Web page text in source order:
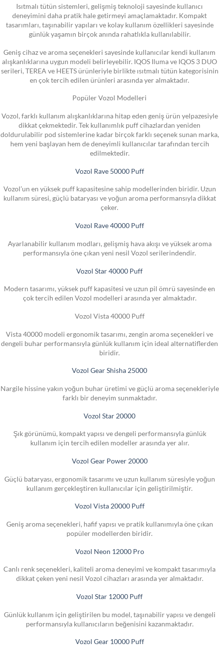
Isıtmalı tütün sistemleri, gelişmiş teknoloji sayesinde kullanıcı
deneyimini daha pratik hale getirmeyi amaçlamaktadır. Kompakt
tasarımları, taşınabilir yapıları ve kolay kullanım özellikleri sayesinde
günlük yaşamın birçok anında rahatlıkla kullanılabilir.
Geniş cihaz ve aroma seçenekleri sayesinde kullanıcılar kendi kullanım
alışkanlıklarına uygun modeli belirleyebilir. IQOS Iluma ve IQOS 3 DUO
serileri, TEREA ve HEETS ürünleriyle birlikte ısıtmalı tütün kategorisinin
en çok tercih edilen ürünleri arasında yer almaktadır.
Popüler Vozol Modelleri
Vozol, farklı kullanım alışkanlıklarına hitap eden geniş ürün yelpazesiyle
dikkat çekmektedir. Tek kullanımlık puff cihazlardan yeniden
doldurulabilir pod sistemlerine kadar birçok farklı seçenek sunan marka,
hem yeni başlayan hem de deneyimli kullanıcılar tarafından tercih
edilmektedir.
Vozol Rave 50000 Puff
Vozol’un en yüksek puff kapasitesine sahip modellerinden biridir. Uzun
kullanım süresi, güçlü bataryası ve yoğun aroma performansıyla dikkat
çeker.
Vozol Rave 40000 Puff
Ayarlanabilir kullanım modları, gelişmiş hava akışı ve yüksek aroma
performansıyla öne çıkan yeni nesil Vozol serilerindendir.
Vozol Star 40000 Puff
Modern tasarımı, yüksek puff kapasitesi ve uzun pil ömrü sayesinde en
çok tercih edilen Vozol modelleri arasında yer almaktadır.
Vozol Vista 40000 Puff
Vista 40000 modeli ergonomik tasarımı, zengin aroma seçenekleri ve
dengeli buhar performansıyla günlük kullanım için ideal alternatiflerden
biridir.
Vozol Gear Shisha 25000
Nargile hissine yakın yoğun buhar üretimi ve güçlü aroma seçenekleriyle
farklı bir deneyim sunmaktadır.
Vozol Star 20000
Şık görünümü, kompakt yapısı ve dengeli performansıyla günlük
kullanım için tercih edilen modeller arasında yer alır.
Vozol Gear Power 20000
Güçlü bataryası, ergonomik tasarımı ve uzun kullanım süresiyle yoğun
kullanım gerçekleştiren kullanıcılar için geliştirilmiştir.
Vozol Vista 20000 Puff
Geniş aroma seçenekleri, hafif yapısı ve pratik kullanımıyla öne çıkan
popüler modellerden biridir.
Vozol Neon 12000 Pro
Canlı renk seçenekleri, kaliteli aroma deneyimi ve kompakt tasarımıyla
dikkat çeken yeni nesil Vozol cihazları arasında yer almaktadır.
Vozol Star 12000 Puff
Günlük kullanım için geliştirilen bu model, taşınabilir yapısı ve dengeli
performansıyla kullanıcıların beğenisini kazanmaktadır.
Vozol Gear 10000 Puff